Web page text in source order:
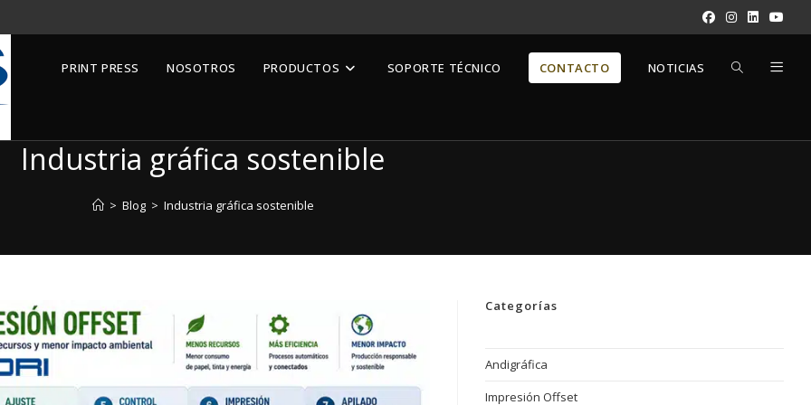
PRINT PRESS NOSOTROS PRODUCTOS SOPORTE TÉCNICO CONTACTO NOTICIAS ALTERNAR
Industria gráfica sostenible
> Blog > Industria gráfica sostenible
Categorías
Andigráfica
Impresión Offset